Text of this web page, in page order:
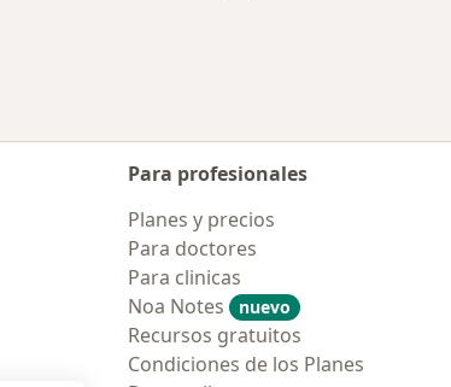
Para profesionales
Planes y precios
Para doctores
Para clinicas
Noa Notes
nuevo
Recursos gratuitos
Condiciones de los Planes